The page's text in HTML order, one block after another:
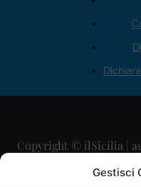
Gestisci
Copyright © ilSicilia |